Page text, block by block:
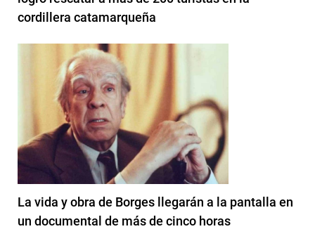
cordillera catamarqueña
La vida y obra de Borges llegarán a la pantalla en
un documental de más de cinco horas